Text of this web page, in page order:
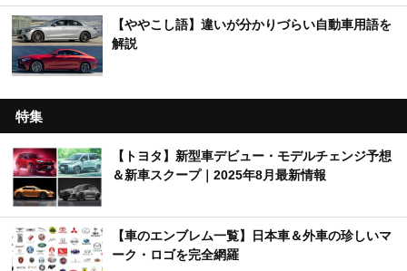
【ややこし語】違いが分かりづらい自動車用語を
解説
特集
【トヨタ】新型車デビュー・モデルチェンジ予想
＆新車スクープ｜2025年8月最新情報
【車のエンブレム一覧】日本車＆外車の珍しいマ
ーク・ロゴを完全網羅